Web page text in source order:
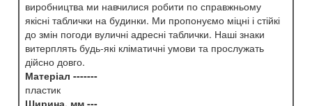
виробництва ми навчилися робити по справжньому
якісні таблички на будинки. Ми пропонуємо міцні і стійкі
до змін погоди вуличні адресні таблички. Наші знаки
витерплять будь-які кліматичні умови та прослужать
дійсно довго.
Матеріал -------
пластик